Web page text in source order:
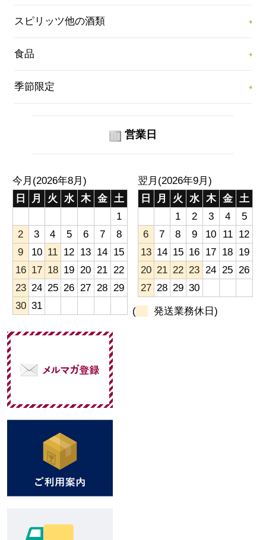
スピリッツ他の酒類
食品
季節限定
営業日
今月(2026年8月)
日
月 火 水 木 金 土
1
2
3 4 5 6 7
8
9
10 11 12 13 14 15
16 17 18 19 20 21 22
23 24 25 26 27 28 29
30 31
翌月(2026年9月)
日
月 火 水 木 金
土
1
2 3 4
5
6
7 8 9 10 11
12
13 14 15 16 17 18 19
20 21 22 23 24 25 26
27 28 29 30
( 発送業務休日)